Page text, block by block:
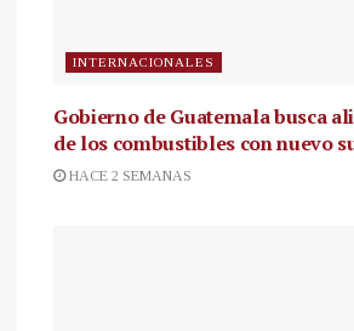
INTERNACIONALES
Gobierno de Guatemala busca
de los combustibles con nuevo
HACE 2 SEMANAS